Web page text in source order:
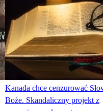
Kanada chce cenzurować
Boże. Skandaliczny projekt z